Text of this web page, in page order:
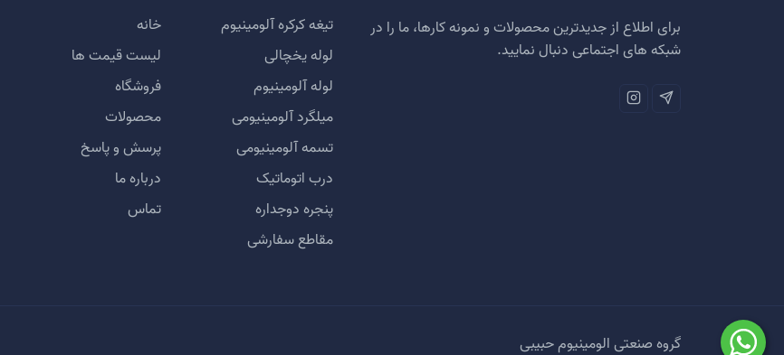
برای اطلاع از جدیدترین محصولات و نمونه کارها، ما را در
شبکه های اجتماعی دنبال نمایید.
تیغه کرکره آلومینیوم
لوله یخچالی
لوله آلومینیوم
میلگرد آلومینیومی
تسمه آلومینیومی
درب اتوماتیک
پنجره دوجداره
مقاطع سفارشی
خانه
لیست قیمت ها
فروشگاه
محصولات
پرسش و پاسخ
درباره ما
تماس
گروه صنعتی الومینیوم حبیبی